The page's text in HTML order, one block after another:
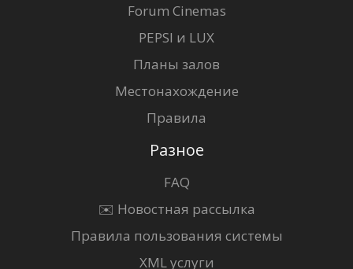
Forum Cinemas
PEPSI и LUX
Планы залов
Местонахождение
Правила
Разное
FAQ
✉️ Новостная рассылка
Правила пользования системы
XML услуги